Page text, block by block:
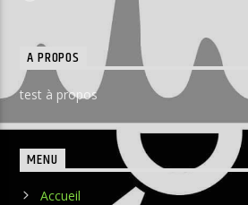
A PROPOS
test à propos
MENU
Accueil